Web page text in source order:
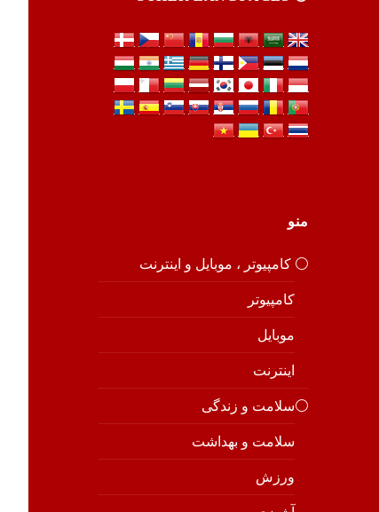
منو
⚪️ کامپیوتر ، موبایل و اینترنت
کامپیوتر
موبایل
اینترنت
⚪️سلامت و زندگی
سلامت و بهداشت
ورزش